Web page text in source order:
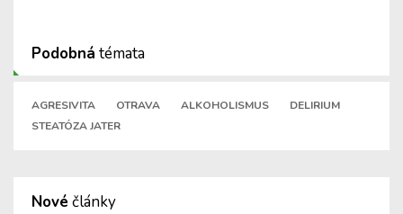
Podobná témata
AGRESIVITA OTRAVA ALKOHOLISMUS
DELIRIUM
STEATÓZA JATER
Nové články